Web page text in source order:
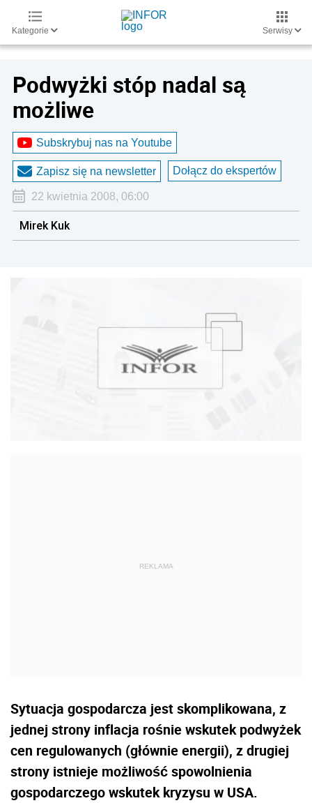
Kategorie Serwisy
Podwyżki stóp nadal są
możliwe
Subskrybuj nas na Youtube
Zapisz się na newsletter Dołącz do ekspertów
22 kwietnia 2008, 06:00
Mirek Kuk
Sytuacja gospodarcza jest skomplikowana, z
jednej strony inflacja rośnie wskutek podwyżek
cen regulowanych (głównie energii), z drugiej
strony istnieje możliwość spowolnienia
gospodarczego wskutek kryzysu w USA.